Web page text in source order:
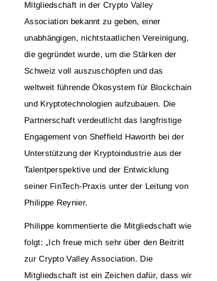
Mitgliedschaft in der Crypto Valley
Association bekannt zu geben, einer
unabhängigen, nichtstaatlichen Vereinigung,
die gegründet wurde, um die Stärken der
Schweiz voll auszuschöpfen und das
weltweit führende Ökosystem für Blockchain
und Kryptotechnologien aufzubauen. Die
Partnerschaft verdeutlicht das langfristige
Engagement von Sheffield Haworth bei der
Unterstützung der Kryptoindustrie aus der
Talentperspektive und der Entwicklung
seiner FinTech-Praxis unter der Leitung von
Philippe Reynier.
Philippe kommentierte die Mitgliedschaft wie
folgt: „Ich freue mich sehr über den Beitritt
zur Crypto Valley Association. Die
Mitgliedschaft ist ein Zeichen dafür, dass wir